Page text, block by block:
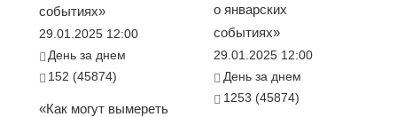
событиях»
29.01.2025 12:00
День за днем
152 (45874)
«Как могут вымереть
о январских
событиях»
29.01.2025 12:00
День за днем
1253 (45874)